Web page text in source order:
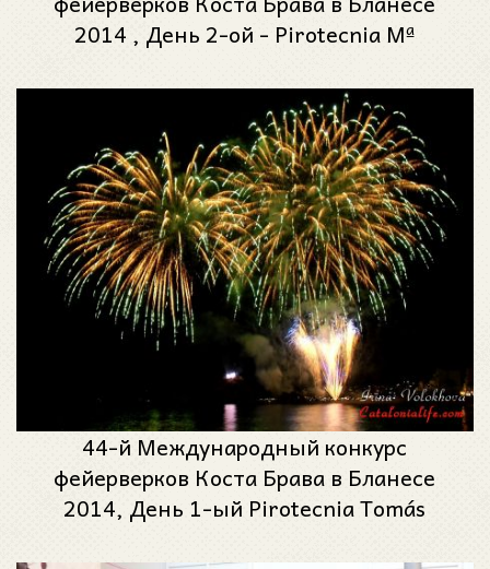
2014 , День 2-ой - Pirotecnia Mª
44-й Международный конкурс
фейерверков Коста Брава в Бланесе
2014, День 1-ый Pirotecnia Tomás